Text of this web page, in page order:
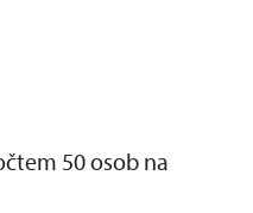
50 osob na